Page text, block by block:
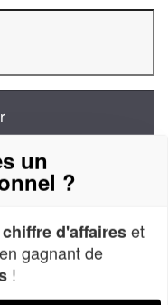
à
un
?
chiffre d'affaireset
gagnant de
!